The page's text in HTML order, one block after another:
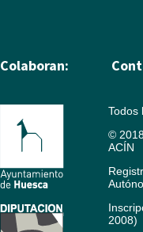
Colaboran:
Todos
©
ACÍN
2008)